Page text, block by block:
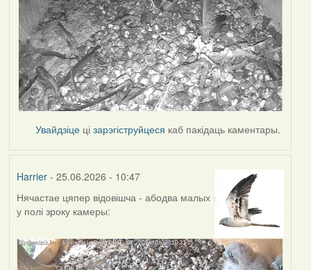
Увайдзіце цізарэгіструйцеся каб пакідаць каментары.
Harrier- 25.06.2026 - 10:47
Нячастае цяпер відовішча - абодва малых
у полі зроку камеры: